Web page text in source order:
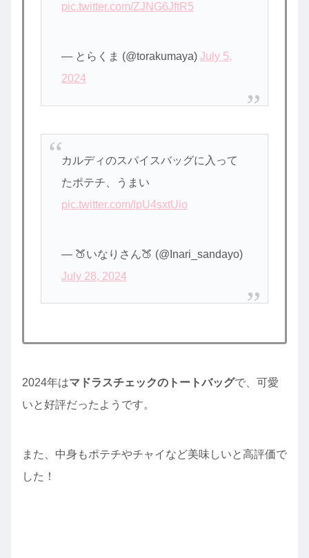
pic.twitter.com/ZJNG6JftR5
— とらくま (@torakumaya) July 5,
2024
カルディのスパイスバッグに入って
たポテチ、うまい
pic.twitter.com/IpU4sxtUio
— 🍑いなりさん🍑 (@Inari_sandayo)
July 28, 2024
2024年はマドラスチェックのトートバッグで、可愛
いと好評だったようです。
また、中身もポテチやチャイなど美味しいと高評価で
した！